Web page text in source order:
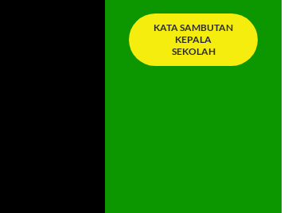
KATA SAMBUTAN
KEPALA
SEKOLAH